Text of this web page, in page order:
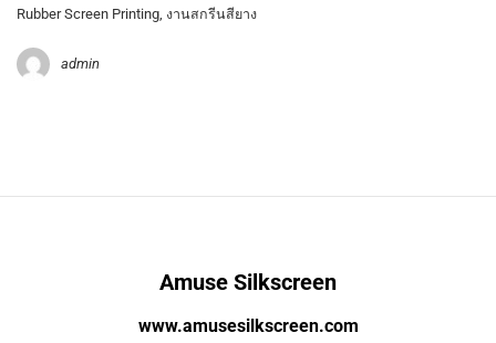
Rubber Screen Printing, งานสกรีนสียาง
admin
Amuse Silkscreen
www.amusesilkscreen.com